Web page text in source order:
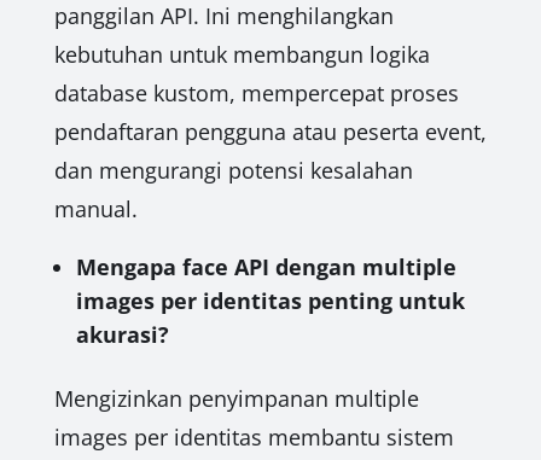
panggilan API. Ini menghilangkan
kebutuhan untuk membangun logika
database kustom, mempercepat proses
pendaftaran pengguna atau peserta event,
dan mengurangi potensi kesalahan
manual.
Mengapa face API dengan multiple
images per identitas penting untuk
akurasi?
Mengizinkan penyimpanan multiple
images per identitas membantu sistem